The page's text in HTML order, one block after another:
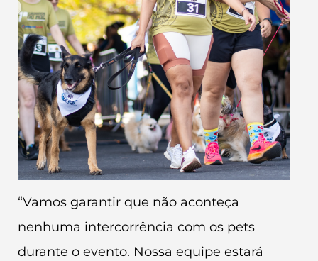
“Vamos garantir que não aconteça
nenhuma intercorrência com os pets
durante o evento. Nossa equipe estará